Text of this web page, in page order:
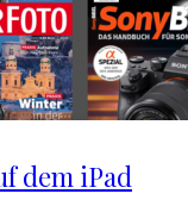
dem iPad